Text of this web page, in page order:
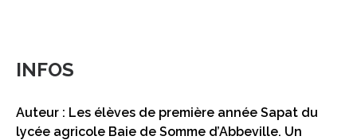
INFOS
Auteur : Les élèves de première année Sapat du
lycée agricole Baie de Somme d’Abbeville. Un